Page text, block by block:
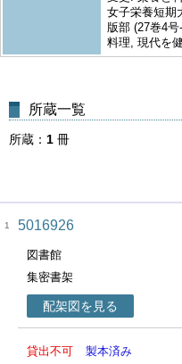
女子栄養短期
版部 (27巻4
料理, 現代を
所蔵一覧
所蔵 1 冊
1 5016926
図書館
集密書架
配架図を見る
貸出不可 製本済み